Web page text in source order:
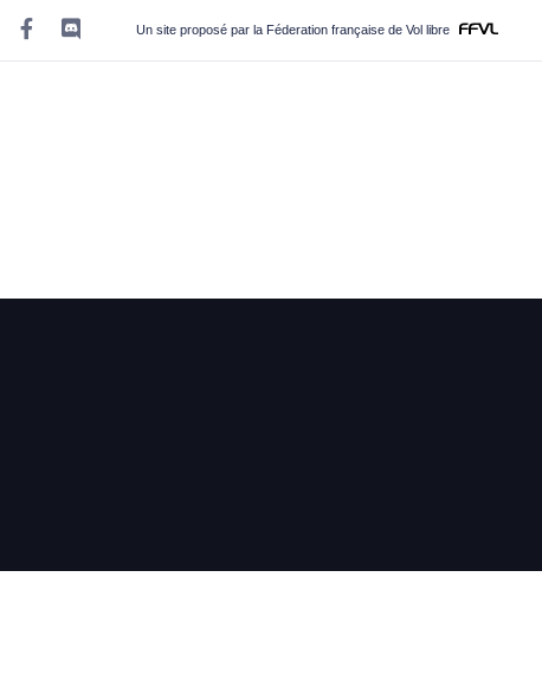
Un site proposé par la Féderation française de Vol libre